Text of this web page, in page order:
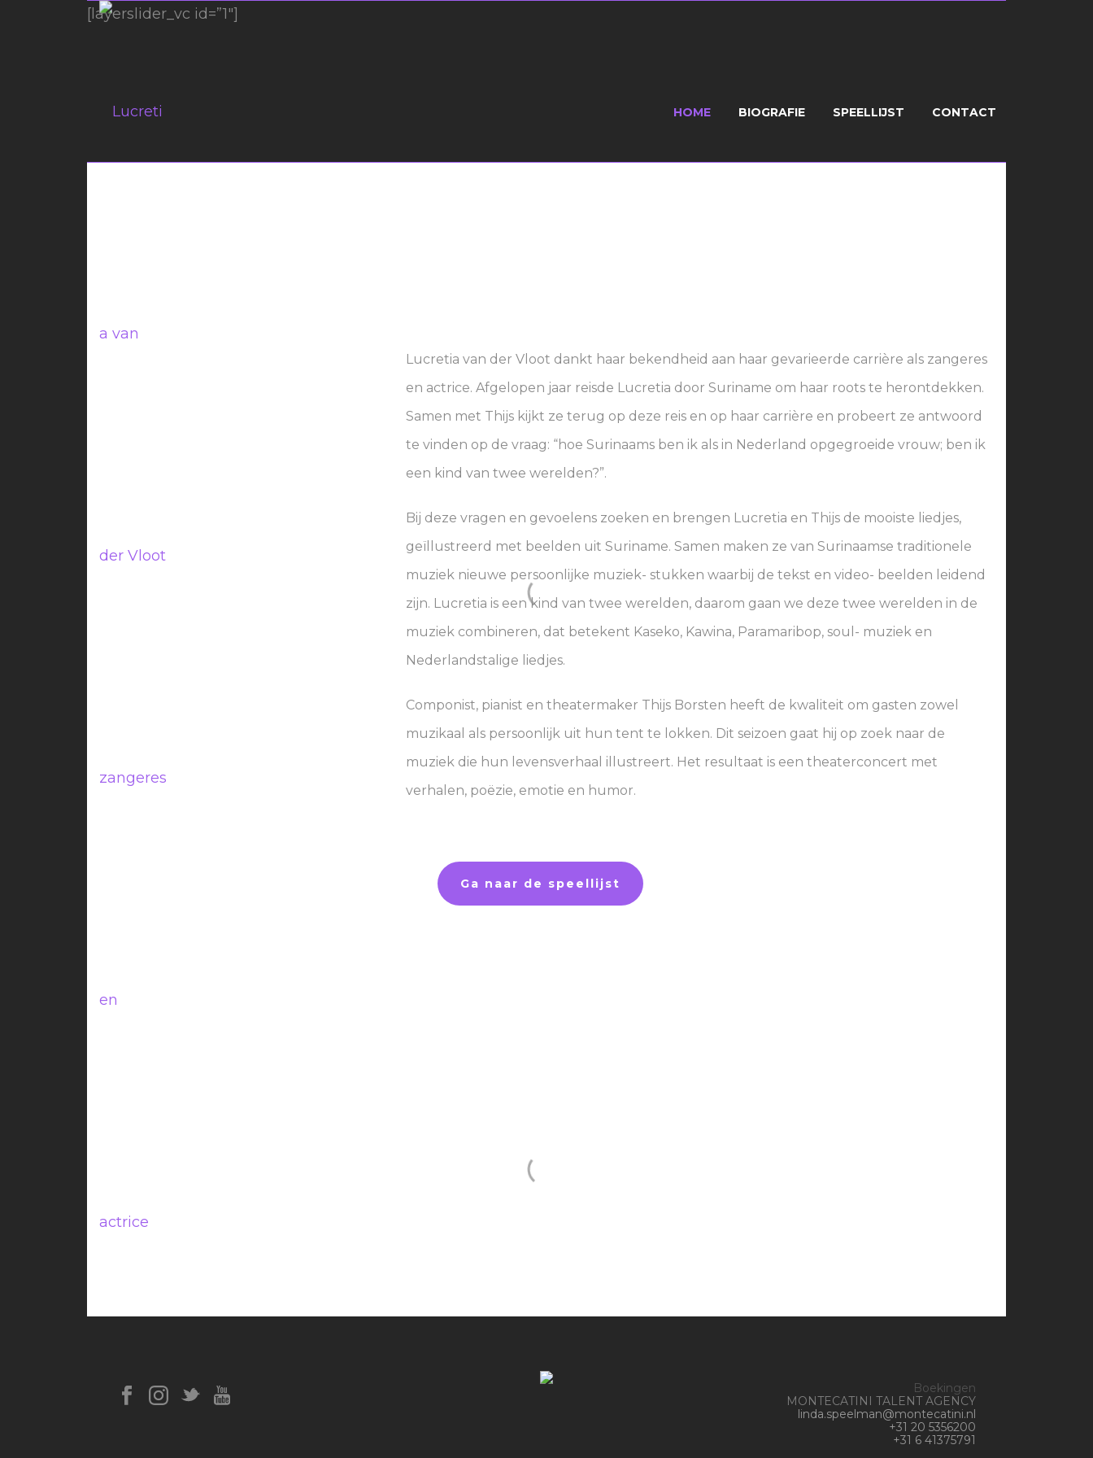
HOME BIOGRAFIE SPEELLIJST CONTACT
[layerslider_vc id=”1″]
Lucretia van der Vloot dankt haar bekendheid aan haar gevarieerde carrière als zangeres
en actrice. Afgelopen jaar reisde Lucretia door Suriname om haar roots te herontdekken.
Samen met Thijs kijkt ze terug op deze reis en op haar carrière en probeert ze antwoord
te vinden op de vraag: “hoe Surinaams ben ik als in Nederland opgegroeide vrouw; ben ik
een kind van twee werelden?”.
Bij deze vragen en gevoelens zoeken en brengen Lucretia en Thijs de mooiste liedjes,
geïllustreerd met beelden uit Suriname. Samen maken ze van Surinaamse traditionele
muziek nieuwe persoonlijke muziek- stukken waarbij de tekst en video- beelden leidend
zijn. Lucretia is een kind van twee werelden, daarom gaan we deze twee werelden in de
muziek combineren, dat betekent Kaseko, Kawina, Paramaribop, soul- muziek en
Nederlandstalige liedjes.
Componist, pianist en theatermaker Thijs Borsten heeft de kwaliteit om gasten zowel
muzikaal als persoonlijk uit hun tent te lokken. Dit seizoen gaat hij op zoek naar de
muziek die hun levensverhaal illustreert. Het resultaat is een theaterconcert met
verhalen, poëzie, emotie en humor.
Ga naar de speellijst
Boekingen
MONTECATINI TALENT AGENCY
linda.speelman@montecatini.nl
+31 20 5356200
+31 6 41375791